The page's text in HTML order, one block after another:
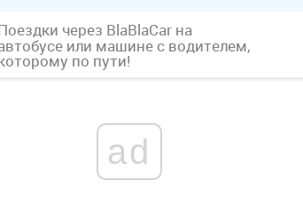
через BlaBlaCar на
или машине с водителем,
по пути!
ad